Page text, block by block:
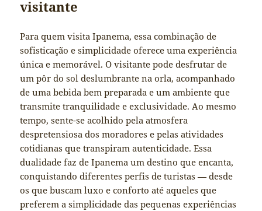
visitante
Para quem visita Ipanema, essa combinação de
sofisticação e simplicidade oferece uma experiência
única e memorável. O visitante pode desfrutar de
um pôr do sol deslumbrante na orla, acompanhado
de uma bebida bem preparada e um ambiente que
transmite tranquilidade e exclusividade. Ao mesmo
tempo, sente-se acolhido pela atmosfera
despretensiosa dos moradores e pelas atividades
cotidianas que transpiram autenticidade. Essa
dualidade faz de Ipanema um destino que encanta,
conquistando diferentes perfis de turistas — desde
os que buscam luxo e conforto até aqueles que
preferem a simplicidade das pequenas experiências